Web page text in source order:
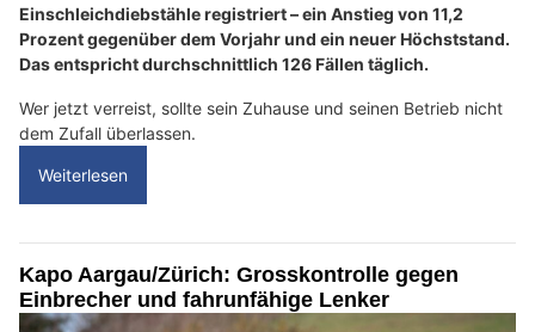
Einschleichdiebstähle registriert – ein Anstieg von 11,2
Prozent gegenüber dem Vorjahr und ein neuer Höchststand.
Das entspricht durchschnittlich 126 Fällen täglich.
Wer jetzt verreist, sollte sein Zuhause und seinen Betrieb nicht
dem Zufall überlassen.
Weiterlesen
Kapo Aargau/Zürich: Grosskontrolle gegen
Einbrecher und fahrunfähige Lenker